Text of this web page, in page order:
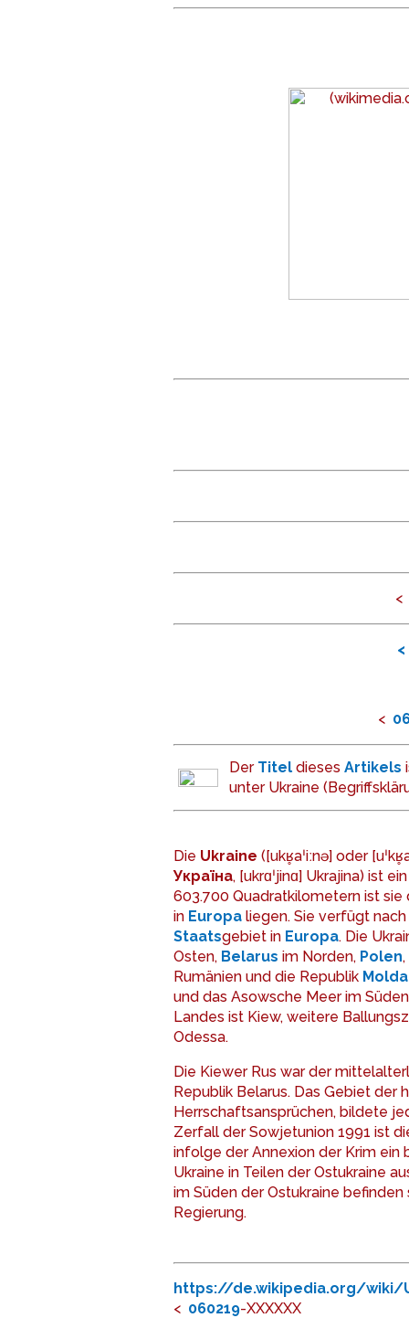
<
<
<
Der Titel dieses Artikels
unter Ukraine
Die Ukraine ([ukʁ̥aˈiːnə] oder
Україна, [ukrɑˈjinɑ] Ukrajina) ist
603.700 Quadratkilometern ist
in Europa liegen. Sie verfügt nach
Staatsgebiet in Europa. Die
Osten, Belarus im Norden, Polen
Rumänien und die Republik
und das Asowsche Meer im
Landes ist Kiew, weitere
Odessa.
Die Kiewer Rus war der
Republik Belarus. Das Gebiet der
Herrschaftsansprüchen, bildete
Zerfall der Sowjetunion 1991 ist
infolge der Annexion der Krim ein
Ukraine in Teilen der Ostukraine
im Süden der Ostukraine
Regierung.
https://de.wikipedia.org/wiki/
< 060219-XXXXXX